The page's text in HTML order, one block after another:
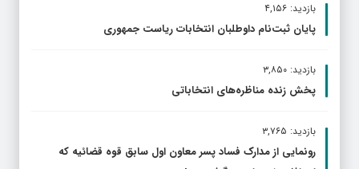
بازدید: ۴,۱۵۶
پایان ثبت‌نام داوطلبان انتخابات ریاست جمهوری
بازدید: ۳,۸۵۰
پخش زنده مناظره‌های انتخاباتی
بازدید: ۳,۷۶۵
رونمایی از مدارک فساد پسر معاون اول سابق قوه قضائیه که